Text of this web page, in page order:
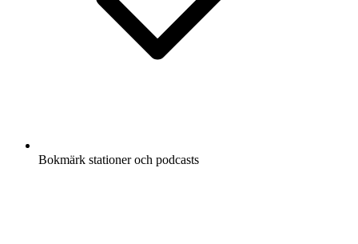
Bokmärk stationer och podcasts